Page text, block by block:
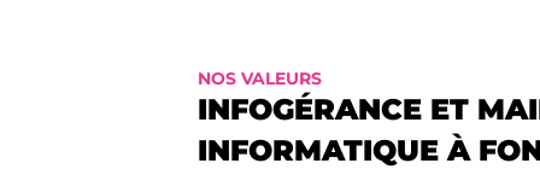
NOS VALEURS
INFOGÉRANCE ET
INFORMATIQUE À